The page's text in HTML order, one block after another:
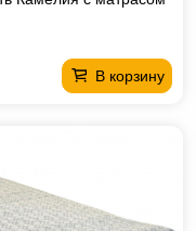
В корзину